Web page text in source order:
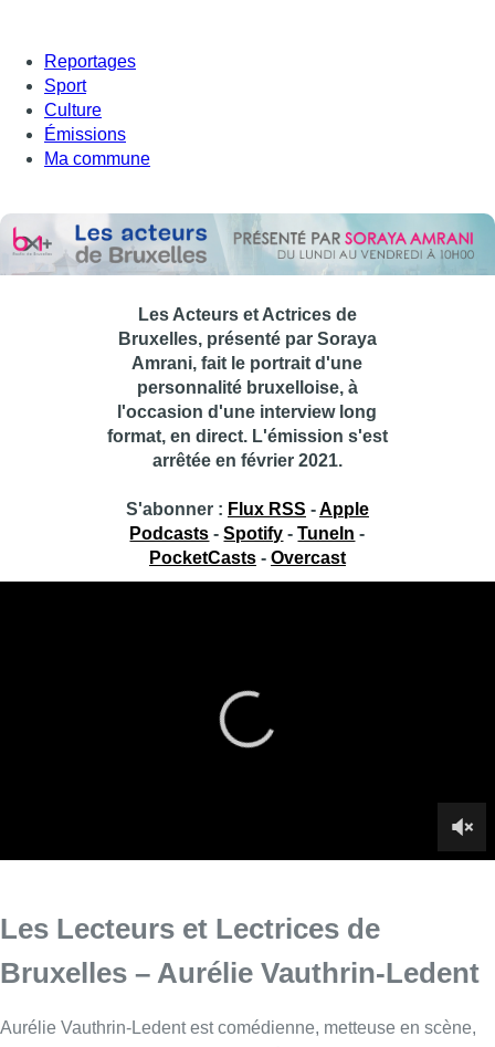
Reportages
Sport
Culture
Émissions
Ma commune
Les Acteurs et Actrices de
Bruxelles, présenté par Soraya
Amrani, fait le portrait d'une
personnalité bruxelloise, à
l'occasion d'une interview long
format, en direct. L'émission s'est
arrêtée en février 2021.
S'abonner : Flux RSS -Apple
Podcasts -Spotify -TuneIn -
PocketCasts- Overcast
Bruxelles – Aurélie Vauthrin-Ledent
Aurélie Vauthrin-Ledent est comédienne, metteuse en scène,
nuit”. Découvrez-la dans cet interview réalisé ce mardi par
Soraya Amrani dans l’émission radio “Les Lecteurs et Lectrices
de Bruxelles” sur BX1+.
Infos sur le replay